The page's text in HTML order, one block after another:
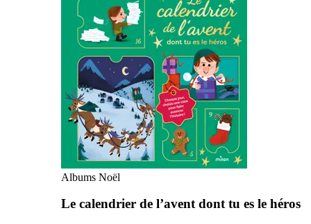
Albums Noël
Le calendrier de l’avent dont tu es le héros